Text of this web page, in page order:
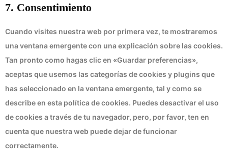
7. Consentimiento
Cuando visites nuestra web por primera vez, te mostraremos
una ventana emergente con una explicación sobre las cookies.
Tan pronto como hagas clic en «Guardar preferencias»,
aceptas que usemos las categorías de cookies y plugins que
has seleccionado en la ventana emergente, tal y como se
describe en esta política de cookies. Puedes desactivar el uso
de cookies a través de tu navegador, pero, por favor, ten en
cuenta que nuestra web puede dejar de funcionar
correctamente.